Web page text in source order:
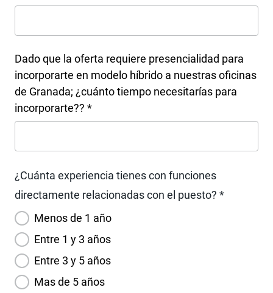
Dado que la oferta requiere presencialidad para
incorporarte en modelo híbrido a nuestras oficinas
de Granada; ¿cuánto tiempo necesitarías para
incorporarte?? *
¿Cuánta experiencia tienes con funciones
directamente relacionadas con el puesto? *
Menos de 1 año
Entre 1 y 3 años
Entre 3 y 5 años
Mas de 5 años